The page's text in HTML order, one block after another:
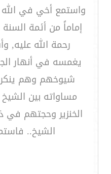
واستمع أخي في
إماماً من أئمة السنة
رحمة الله عليه,
يغمسه في أنهار
شيوخهم وهم
مساواته بين الشيخ
الخنزير وحجتهم في
الشيخ..